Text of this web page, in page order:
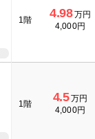
1階 4.98万円
4,000円
1階 4.5万円
4,000円